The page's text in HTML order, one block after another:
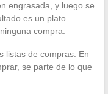
engrasada, y luego se
es un plato
compra.
listas de compras. En
se parte de lo que